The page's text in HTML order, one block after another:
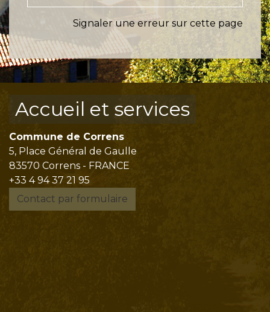
Signaler une erreur sur cette page
Accueil et services
Commune de Correns
5, Place Général de Gaulle
83570 Correns - FRANCE
+33 4 94 37 21 95
Contact par formulaire